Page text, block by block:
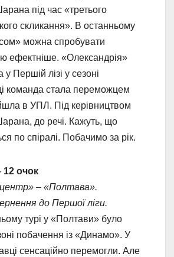
під час «третього
скликання». В останньому
можна спробувати
ефектніше. «Олександрія»
у Першій лізі у сезоні
команда стала переможцем
в УПЛ. Під керівництвом
до речі. Кажуть, що
по спіралі. Побачимо за рік.
очок
– «Полтава».
до Першої ліги.
турі у «Полтави» було
побачення із «Динамо». У
сенсаційно перемогли. Але